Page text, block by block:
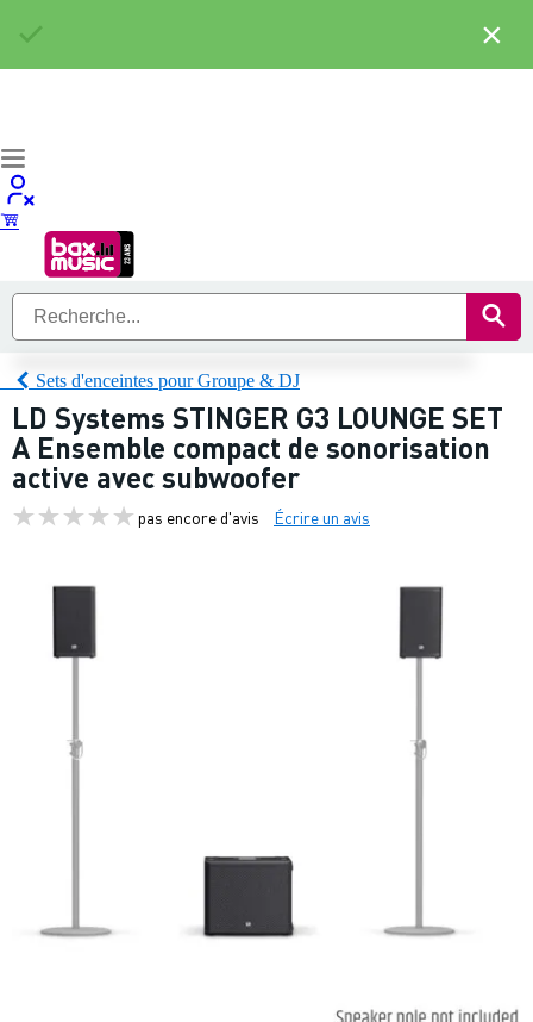
Sets d'enceintes pour Groupe & DJ
LD Systems STINGER G3 LOUNGE SET
A Ensemble compact de sonorisation
active avec subwoofer
pas encore d'avis Écrire un avis
×